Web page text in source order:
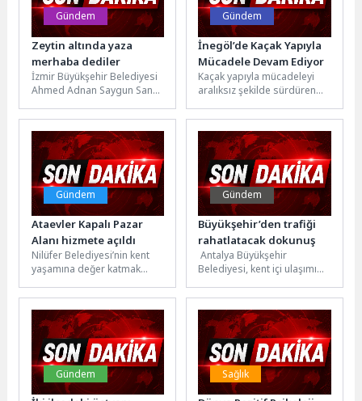
Gündem
Zeytin altında yaza
merhaba dediler
İzmir Büyükşehir Belediyesi
Ahmed Adnan Saygun Sanat
ağacı altında düzenlediği
geleneksel "Zeytin...
Gündem
İnegöl’de Kaçak Yapıyla
Mücadele Devam Ediyor
Kaçak yapıyla mücadeleyi
aralıksız şekilde sürdüren
2025 ve 2026 yılının ilk 3...
Gündem
Ataevler Kapalı Pazar
Alanı hizmete açıldı
Nilüfer Belediyesi’nin kent
yaşamına değer katmak
Ataevler Kapalı Pazar Alanı,
düzenlenen törenle...
Gündem
Büyükşehir’den trafiği
rahatlatacak dokunuş
Antalya Büyükşehir
Belediyesi, kent içi ulaşımı
hale getirmek amacıyla yol
ve...
Gündem Sağlık